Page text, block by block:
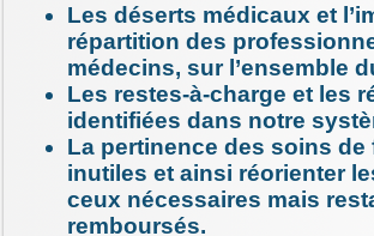
Les déserts médicaux et
répartition des
médecins, sur l’ensemble
Les restes-à-charge et les
identifiées dans notre
La pertinence des soins
inutiles et ainsi réorienter
ceux nécessaires mais
remboursés.